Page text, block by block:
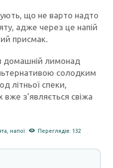
що не варто надто
адже через це напій
присмак.
домашній лимонад
солодким
літньої спеки,
з’являється свіжа
,напої Переглядів: 132